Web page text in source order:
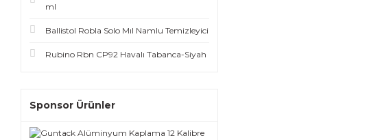
ml
Ballistol Robla Solo Mıl Namlu Temizleyici
Rubino Rbn CP92 Havalı Tabanca-Siyah
Sponsor Ürünler